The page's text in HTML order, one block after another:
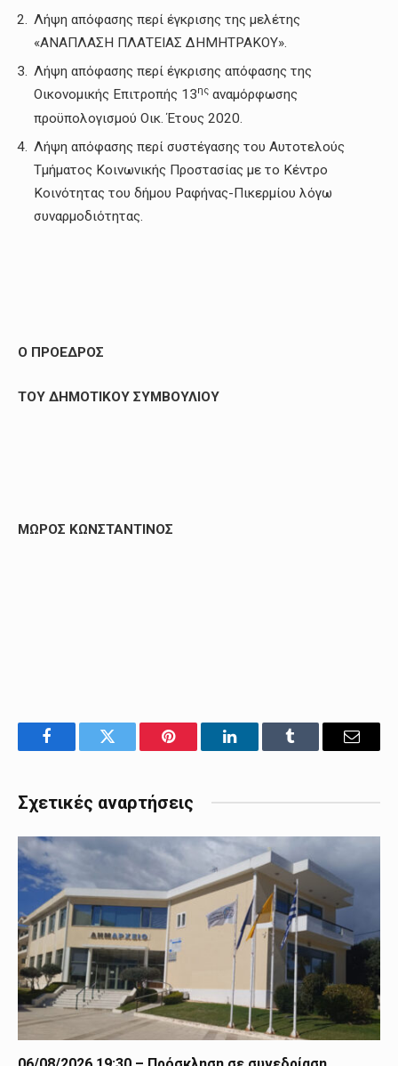
Λήψη απόφασης περί έγκρισης της μελέτης
«ΑΝΑΠΛΑΣΗ ΠΛΑΤΕΙΑΣ ΔΗΜΗΤΡΑΚΟΥ».
Λήψη απόφασης περί έγκρισης απόφασης της
Οικονομικής Επιτροπής 13ης αναμόρφωσης
προϋπολογισμού Οικ. Έτους 2020.
Λήψη απόφασης περί συστέγασης του Αυτοτελούς
Τμήματος Κοινωνικής Προστασίας με το Κέντρο
Κοινότητας του δήμου Ραφήνας-Πικερμίου λόγω
συναρμοδιότητας.
Ο ΠΡΟΕΔΡΟΣ
ΤΟΥ ΔΗΜΟΤΙΚΟΥ ΣΥΜΒΟΥΛΙΟΥ
ΜΩΡΟΣ ΚΩΝΣΤΑΝΤΙΝΟΣ
FacebookTwitter Pinterest LinkedInTumblr Email
Σχετικές αναρτήσεις